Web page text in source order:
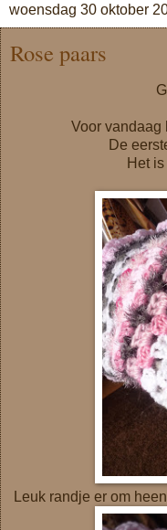
woensdag 30 oktober
Rose paars
Voor vandaag
De
Het
Leuk randje er om heen